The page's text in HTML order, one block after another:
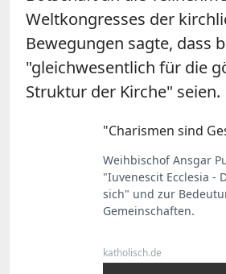
Weltkongresses der
Bewegungen sagte, dass
"gleichwesentlich für die
Struktur der Kirche" seien.
"Charismen sind
Weihbischof Ansgar
"Iuvenescit Ecclesia -
sich" und zur
Gemeinschaften.
katholisch.de